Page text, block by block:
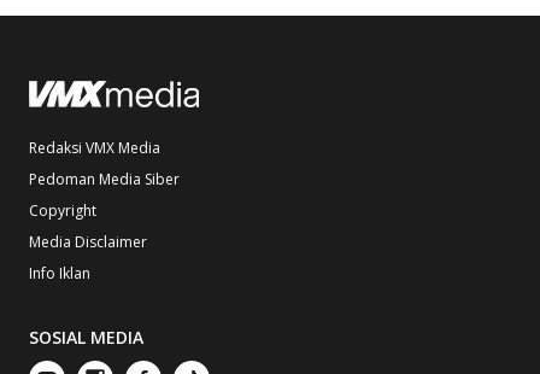
Redaksi VMX Media
Pedoman Media Siber
Copyright
Media Disclaimer
Info Iklan
SOSIAL MEDIA